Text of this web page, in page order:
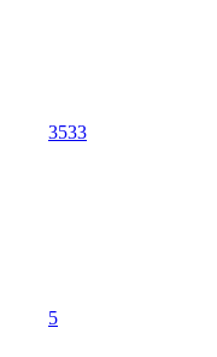
3533
5